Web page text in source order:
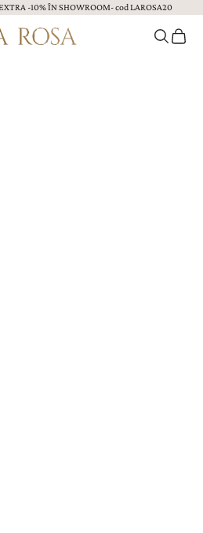
-10% ÎN SHOWROOM- cod LAROSA20
LA ROSA CautăCoș